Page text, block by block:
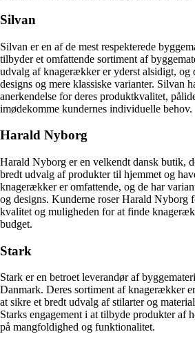
Silvan
Silvan er en af de mest respekterede
tilbyder et omfattende sortiment af
udvalg af knagerækker er yderst alsidigt, og
designs og mere klassiske varianter. Silvan
anerkendelse for deres produktkvalitet,
imødekomme kundernes individuelle behov.
Harald Nyborg
Harald Nyborg er en velkendt dansk butik,
bredt udvalg af produkter til hjemmet og
knagerækker er omfattende, og de har
og designs. Kunderne roser Harald Nyborg
kvalitet og muligheden for at finde
budget.
Stark
Stark er en betroet leverandør af
Danmark. Deres sortiment af knagerækker
at sikre et bredt udvalg af stilarter og
Starks engagement i at tilbyde produkter af
på mangfoldighed og funktionalitet.